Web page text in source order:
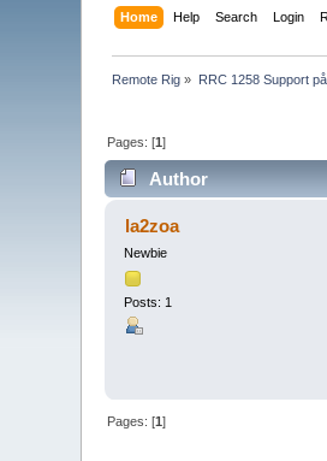
Home Help Search Login
Remote Rig » RRC 1258 Support
Pages: [1]
Author
la2zoa
Newbie
Posts: 1
Pages: [1]